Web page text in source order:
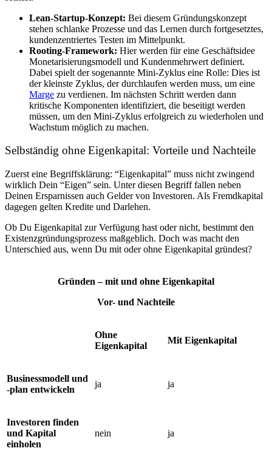
Lean-Startup-Konzept: Bei diesem Gründungskonzept
stehen schlanke Prozesse und das Lernen durch fortgesetztes,
kundenzentriertes Testen im Mittelpunkt.
Rooting-Framework: Hier werden für eine Geschäftsidee
Monetarisierungsmodell und Kundenmehrwert definiert.
Dabei spielt der sogenannte Mini-Zyklus eine Rolle: Dies ist
der kleinste Zyklus, der durchlaufen werden muss, um eine
Marge zu verdienen. Im nächsten Schritt werden dann
kritische Komponenten identifiziert, die beseitigt werden
müssen, um den Mini-Zyklus erfolgreich zu wiederholen und
Wachstum möglich zu machen.
Selbständig ohne Eigenkapital: Vorteile und Nachteile
Zuerst eine Begriffsklärung: “Eigenkapital” muss nicht zwingend
wirklich Dein “Eigen” sein. Unter diesen Begriff fallen neben
Deinen Ersparnissen auch Gelder von Investoren. Als Fremdkapital
dagegen gelten Kredite und Darlehen.
Ob Du Eigenkapital zur Verfügung hast oder nicht, bestimmt den
Existenzgründungsprozess maßgeblich. Doch was macht den
Unterschied aus, wenn Du mit oder ohne Eigenkapital gründest?
Gründen – mit und ohne Eigenkapital
Vor- und Nachteile
Ohne
Eigenkapital
Mit Eigenkapital
Businessmodell und
-plan entwickeln
ja ja
Investoren finden
und Kapital
einholen
nein ja